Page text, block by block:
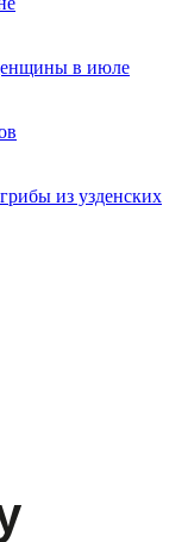
в июле
из узденских